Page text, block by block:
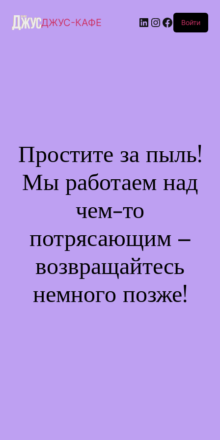
ДЖУС-КАФЕ Войти
Простите за пыль!
Мы работаем над
чем-то
потрясающим –
возвращайтесь
немного позже!